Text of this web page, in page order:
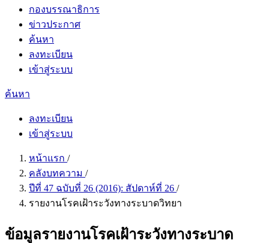
กองบรรณาธิการ
ข่าวประกาศ
ค้นหา
ลงทะเบียน
เข้าสู่ระบบ
ค้นหา
ลงทะเบียน
เข้าสู่ระบบ
หน้าแรก /
คลังบทความ /
ปีที่ 47 ฉบับที่ 26 (2016): สัปดาห์ที่ 26 /
รายงานโรคเฝ้าระวังทางระบาดวิทยา
ข้อมูลรายงานโรคเฝ้าระวังทางระบาด